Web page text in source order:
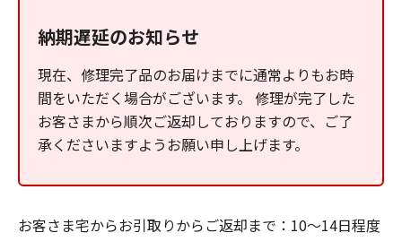
納期遅延のお知らせ
現在、修理完了品のお届けまでに通常よりもお時
間をいただく場合がございます。 修理が完了した
お客さまから順次ご返却しておりますので、ご了
承くださいますようお願い申し上げます。
お客さま宅からお引取りからご返却まで：10～14日程度